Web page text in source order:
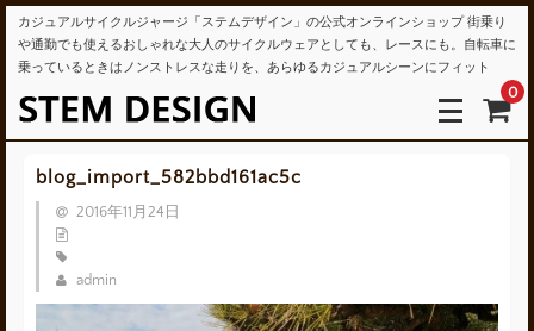
カジュアルサイクルジャージ「ステムデザイン」の公式オンラインショップ 街乗り
や通勤でも使えるおしゃれな大人のサイクルウェアとしても、レースにも。自転車に
乗っているときはノンストレスな走りを、あらゆるカジュアルシーンにフィット
0
blog_import_582bbd161ac5c
2016年11月24日
admin